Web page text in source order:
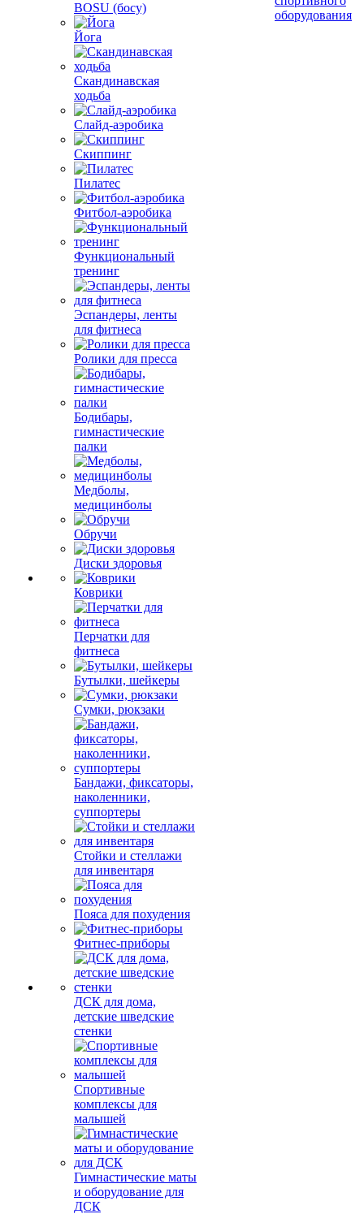
BOSU (босу)
Йога
Скандинавская
ходьба
Слайд-аэробика
Скиппинг
Пилатес
Фитбол-аэробика
Функциональный
тренинг
Эспандеры, ленты
для фитнеса
Ролики для пресса
Бодибары,
гимнастические
палки
Медболы,
медицинболы
Обручи
Диски здоровья
Коврики
Перчатки для
фитнеса
Бутылки, шейкеры
Сумки, рюкзаки
Бандажи, фиксаторы,
наколенники,
суппортеры
Стойки и стеллажи
для инвентаря
Пояса для похудения
Фитнес-приборы
ДСК для дома,
детские шведские
стенки
Спортивные
комплексы для
малышей
Гимнастические маты
и оборудование для
ДСК
оборудования